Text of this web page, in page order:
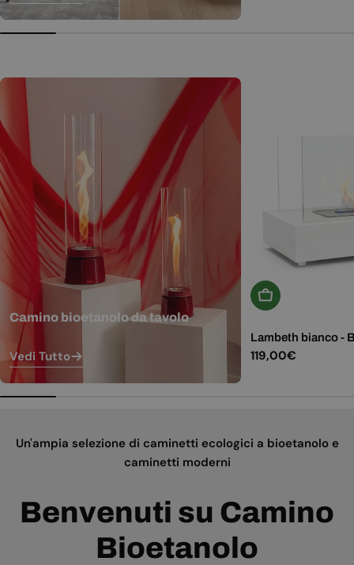
Camino bioetanolo da tavolo
Vedi Tutto
Aggiungi Al
Lambeth bianco -
Prezzo
119,00€
Un'ampia selezione di caminetti ecologici a bioetanolo e
caminetti moderni
Benvenuti su Camino
Bioetanolo